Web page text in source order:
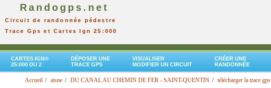
Randogps.net
Circuit de randonnée pédestre
Trace Gps et Cartes Ign 25:000
CARTES IGN®
25:000 DU 2
DÉPOSER UNE
TRACE GPS
VISUALISER
MODIFIER UN CIRCUIT
CRÉER UNE
RANDONNÉE
Accueil aisne DU CANAL AU CHEMIN DE FER - SAINT-QUENTIN télécharger la trace gps